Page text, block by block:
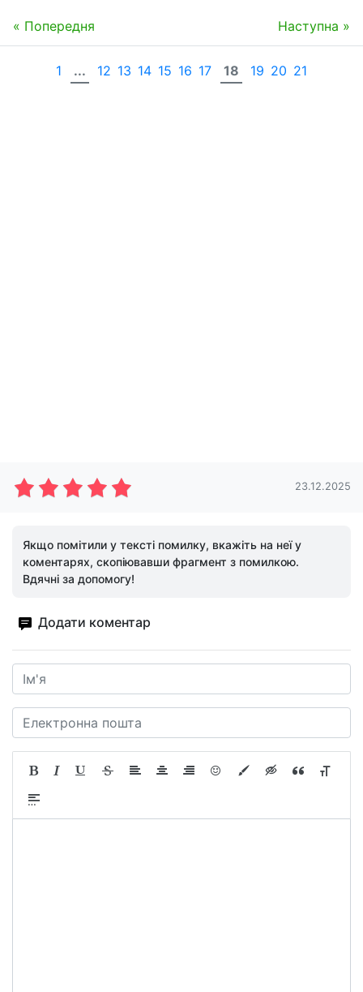
« Попередня Наступна »
1 ... 12 13 14 15 16 17 18 19 20 21
23.12.2025
Якщо помітили у тексті помилку, вкажіть на неї у
коментарях, скопіювавши фрагмент з помилкою.
Вдячні за допомогу!
Додати коментар